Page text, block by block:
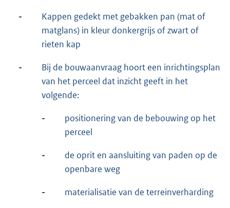
-
Kappen gedekt met gebakken pan (mat of
matglans) in kleur donkergrijs of zwart of
rieten kap
-
Bij de bouwaanvraag hoort een inrichtingsplan
van het perceel dat inzicht geeft in het
volgende:
-
positionering van de bebouwing op het
perceel
-
de oprit en aansluiting van paden op de
openbare weg
- materialisatie van de terreinverharding